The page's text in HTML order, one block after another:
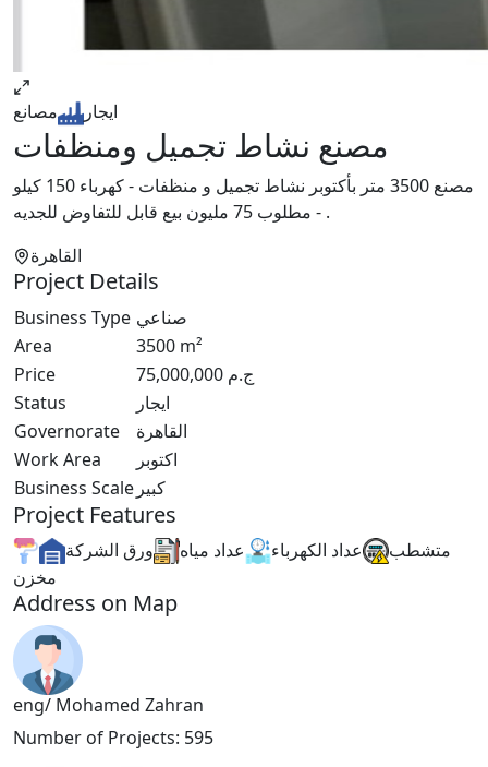
ايجار مصانع
مصنع نشاط تجميل ومنظفات
مصنع 3500 متر بأكتوبر نشاط تجميل و منظفات - كهرباء 150 كيلو
- مطلوب 75 مليون بيع قابل للتفاوض للجديه .
القاهرة
Project Details
Business Type صناعي
Area
3500 m²
Price
75,000,000 ج.م
Status
ايجار
Governorate
القاهرة
Work Area
اكتوبر
Business Scale كبير
Project Features
متشطب عداد الكهرباء عداد مياه
ورق الشركة
مخزن
Address on Map
eng/ Mohamed Zahran
Number of Projects: 595